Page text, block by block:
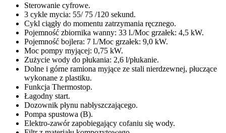
Sterowanie cyfrowe.
3 cykle mycia: 55/ 75 /120 sekund.
Cykl ciągły do momentu zatrzymania ręcznego.
Pojemność zbiornika wanny: 33 l./Moc grzałek: 4,5 kW.
Pojemność bojlera: 7 l./Moc grzałek: 9,0 kW.
Moc pompy myjącej: 0,75 kW.
Zużycie wody do płukania: 2,6 l/płukanie.
Dolne i górne ramiona myjące ze stali nierdzewnej, płuczące
wykonane z plastiku.
Funkcja Thermostop.
Łagodny start.
Dozownik płynu nabłyszczającego.
Pompa spustowa (B).
Elektro-zawór zapobiegający cofaniu się wody.